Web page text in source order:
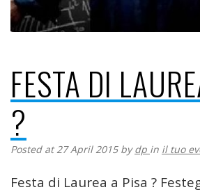
FESTA DI
?
Posted at 27 April 2015 bydp in il tuo
Festa di Laurea a Pisa ?